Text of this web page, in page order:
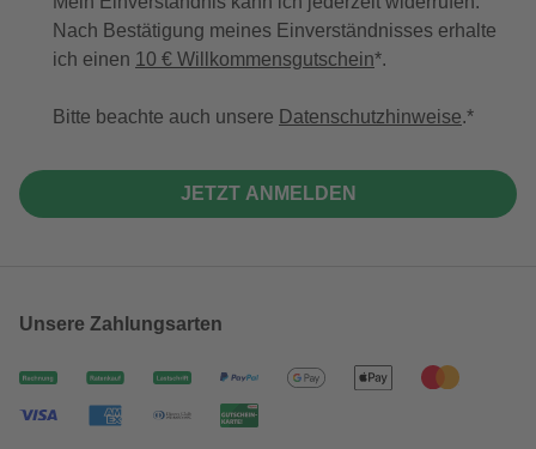
Nach Bestätigung meines Einverständnisses erhalte
ich einen 10 € Willkommensgutschein*.
Bitte beachte auch unsere Datenschutzhinweise.
JETZT ANMELDEN
Unsere Zahlungsarten